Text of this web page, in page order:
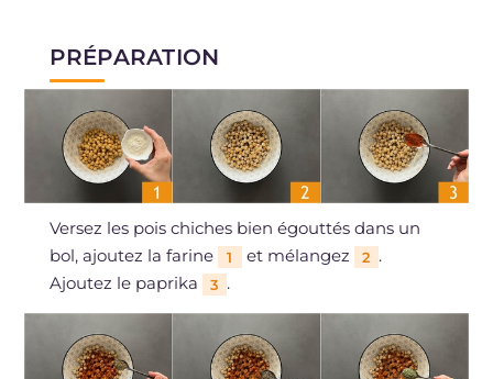
PRÉPARATION
Versez les pois chiches bien égouttés dans un
bol, ajoutez la farine
1 et mélangez 2 .
Ajoutez le paprika
3 .